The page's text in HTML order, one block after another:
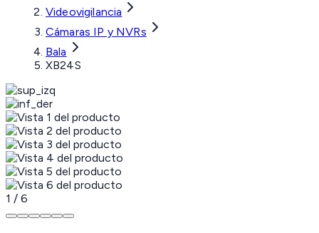
Videovigilancia
Cámaras IP y NVRs
Bala
XB24S
1 / 6